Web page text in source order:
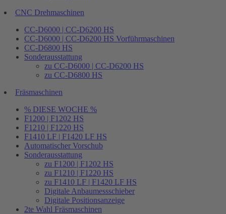
CNC Drehmaschinen
CC-D6000 | CC-D6200 HS
CC-D6000 | CC-D6200 HS Vorführmaschinen
CC-D6800 HS
Sonderausstattung
zu CC-D6000 | CC-D6200 HS
zu CC-D6800 HS
Fräsmaschinen
% DIESE WOCHE %
F1200 | F1202 HS
F1210 | F1220 HS
F1410 LF | F1420 LF HS
Automatischer Vorschub
Sonderausstattung
zu F1200 | F1202 HS
zu F1210 | F1220 HS
zu F1410 LF | F1420 LF HS
Digitale Anbaumessschieber
Digitale Positionsanzeige
2te Wahl Fräsmaschinen